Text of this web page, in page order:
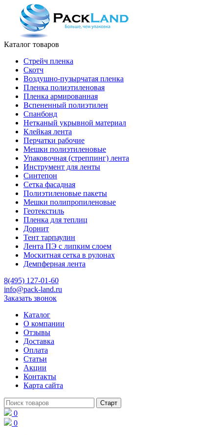
Каталог товаров
Стрейч пленка
Скотч
Воздушно-пузырчатая пленка
Пленка полиэтиленовая
Пленка армированная
Вспененный полиэтилен
Спанбонд
Нетканый укрывной материал
Клейкая лента
Перчатки рабочие
Мешки полиэтиленовые
Упаковочная (стреппинг) лента
Инструмент для ленты
Синтепон
Сетка фасадная
Полиэтиленовые пакеты
Мешки полипропиленовые
Геотекстиль
Пленка для теплиц
Дорнит
Тент тарпаулин
Лента ПЭ с липким слоем
Москитная сетка в рулонах
Демпферная лента
8(495) 127-01-60
info@pack-land.ru
Заказать звонок
Каталог
О компании
Отзывы
Доставка
Оплата
Статьи
Акции
Контакты
Карта сайта
0
0